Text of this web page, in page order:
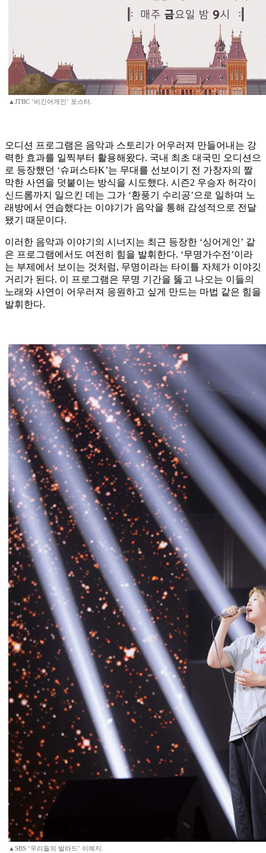
▲JTBC ‘비긴어게인’ 포스터.
오디션 프로그램은 음악과 스토리가 어우러져 만들어내는 강
력한 효과를 일찍부터 활용해왔다. 국내 최초 대국민 오디션으
로 등장했던 ‘슈퍼스타K’는 무대를 선보이기 전 가창자의 짤
막한 사연을 덧붙이는 방식을 시도했다. 시즌2 우승자 허각이
신드롬까지 일으킨 데는 그가 ‘환풍기 수리공’으로 일하며 노
래방에서 연습했다는 이야기가 음악을 통해 감성적으로 전달
됐기 때문이다.
이러한 음악과 이야기의 시너지는 최근 등장한 ‘싱어게인’ 같
은 프로그램에서도 여전히 힘을 발휘한다. ‘무명가수전’이라
는 부제에서 보이는 것처럼, 무명이라는 타이틀 자체가 이야깃
거리가 된다. 이 프로그램은 무명 기간을 뚫고 나오는 이들의
노래와 사연이 어우러져 응원하고 싶게 만드는 마법 같은 힘을
발휘한다.
▲SBS ‘우리들의 발라드’ 이예지.